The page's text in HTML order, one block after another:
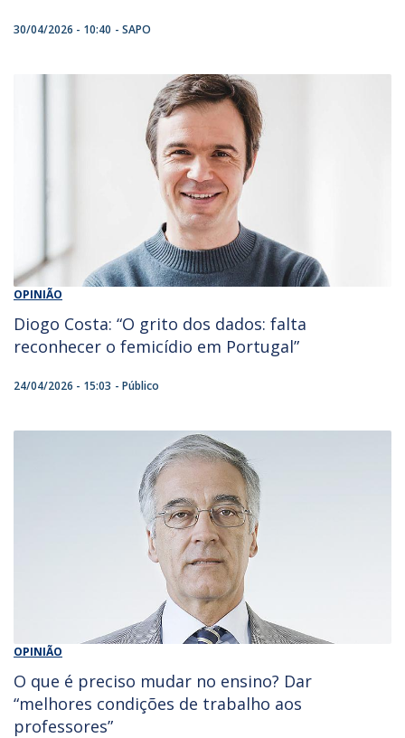
30/04/2026 - 10:40 SAPO
OPINIÃO
Diogo Costa: “O grito dos dados: falta
reconhecer o femicídio em Portugal”
24/04/2026 - 15:03 Público
OPINIÃO
O que é preciso mudar no ensino? Dar
“melhores condições de trabalho aos
professores”